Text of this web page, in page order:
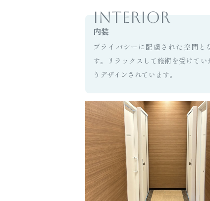
内装
プライバシーに配慮された空間と
す。リラックスして施術を受けてい
うデザインされています。